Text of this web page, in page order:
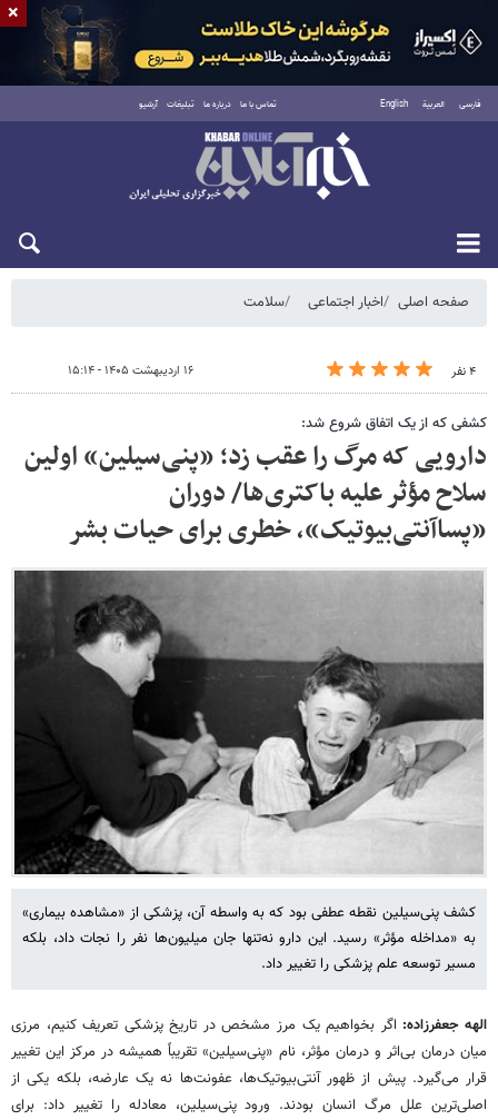
فارسی العربية English تماس با ما درباره ما تبلیغات آرشیو
یکشنبه ۱۸ مرداد ۱۴۰۵
صفحه اصلی اخبار اجتماعی سلامت
۴ نفر ۱۶ اردیبهشت ۱۴۰۵ - ۱۵:۱۴
کشفی که از یک اتفاق شروع شد:
دارویی که مرگ را عقب زد؛ «پنی‌سیلین» اولین
سلاح مؤثر علیه باکتری‌ها/ دوران
«پساآنتی‌بیوتیک»، خطری برای حیات بشر
کشف پنی‌سیلین نقطه‌ عطفی بود که به واسطه آن، پزشکی از «مشاهده بیماری»
به «مداخله مؤثر» رسید. این دارو نه‌تنها جان میلیون‌ها نفر را نجات داد، بلکه
مسیر توسعه علم پزشکی را تغییر داد.
الهه جعفرزاده: اگر بخواهیم یک مرز مشخص در تاریخ پزشکی تعریف کنیم، مرزی
میان درمان بی‌اثر و درمان مؤثر، نام «پنی‌سیلین» تقریباً همیشه در مرکز این تغییر
قرار می‌گیرد. پیش از ظهور آنتی‌بیوتیک‌ها، عفونت‌ها نه یک عارضه، بلکه یکی از
اصلی‌ترین علل مرگ انسان بودند. ورود پنی‌سیلین، معادله را تغییر داد: برای
×